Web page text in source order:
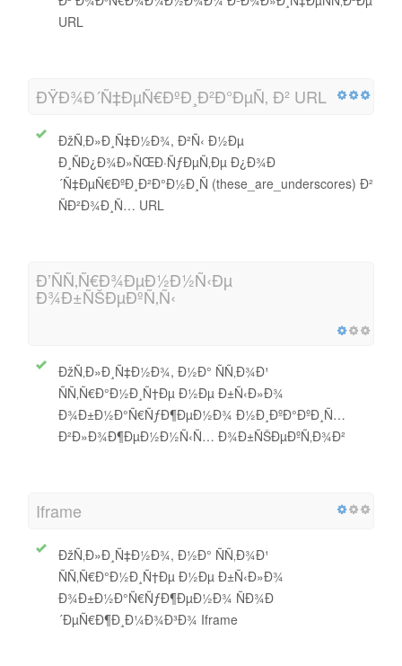
URL
ÐŸÐ¾Ð´Ñ‡ÐµÑ€ÐºÐ¸Ð²Ð°ÐµÑ‚ Ð² URL
ÐžÑ‚Ð»Ð¸Ñ‡Ð½Ð¾, Ð²Ñ‹ Ð½Ðµ
Ð¸ÑÐ¿Ð¾Ð»ÑŒÐ·ÑƒÐµÑ‚Ðµ Ð¿Ð¾Ð
´Ñ‡ÐµÑ€ÐºÐ¸Ð²Ð°Ð½Ð¸Ñ (these_are_underscores) Ð²
ÑÐ²Ð¾Ð¸Ñ… URL
Ð’ÑÑ‚Ñ€Ð¾ÐµÐ½Ð½Ñ‹Ðµ
Ð¾Ð±ÑŠÐµÐºÑ‚Ñ‹
ÐžÑ‚Ð»Ð¸Ñ‡Ð½Ð¾, Ð½Ð° ÑÑ‚Ð¾Ð¹
ÑÑ‚Ñ€Ð°Ð½Ð¸Ñ†Ðµ Ð½Ðµ Ð±Ñ‹Ð»Ð¾
Ð¾Ð±Ð½Ð°Ñ€ÑƒÐ¶ÐµÐ½Ð¾ Ð½Ð¸ÐºÐ°ÐºÐ¸Ñ…
Ð²Ð»Ð¾Ð¶ÐµÐ½Ð½Ñ‹Ñ… Ð¾Ð±ÑŠÐµÐºÑ‚Ð¾Ð²
Iframe
ÐžÑ‚Ð»Ð¸Ñ‡Ð½Ð¾, Ð½Ð° ÑÑ‚Ð¾Ð¹
ÑÑ‚Ñ€Ð°Ð½Ð¸Ñ†Ðµ Ð½Ðµ Ð±Ñ‹Ð»Ð¾
Ð¾Ð±Ð½Ð°Ñ€ÑƒÐ¶ÐµÐ½Ð¾ ÑÐ¾Ð
´ÐµÑ€Ð¶Ð¸Ð¼Ð¾Ð³Ð¾ Iframe